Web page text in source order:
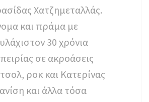
Χατζημεταλλάς.
και πράμα με
30 χρόνια
σε ακροάσεις
ροκ και Κατερίνας
και άλλα τόσα